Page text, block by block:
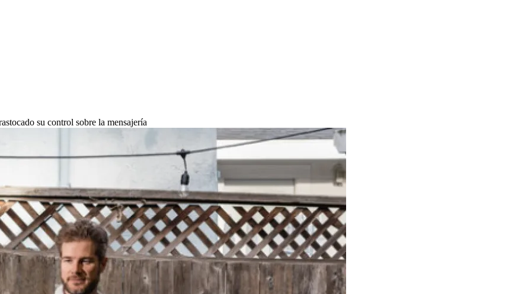
su control sobre la mensajería